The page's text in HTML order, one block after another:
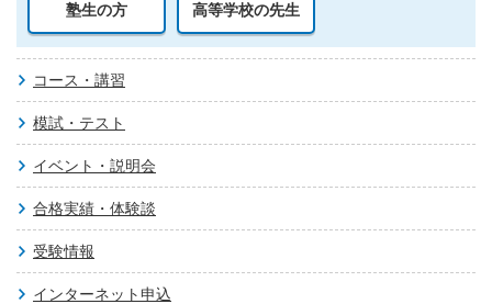
塾生の方 高等学校の先生
コース・講習
模試・テスト
イベント・説明会
合格実績・体験談
受験情報
インターネット申込